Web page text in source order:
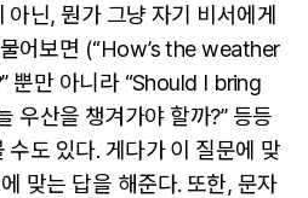
닌, 뭔가 그냥 자기 비서에게
어보면 (“How’s the weather
뿐만 아니라 “Should I bring
우산을 챙겨가야 할까?” 등등
수도 있다. 게다가 이 질문에 맞
맞는 답을 해준다. 또한, 문자